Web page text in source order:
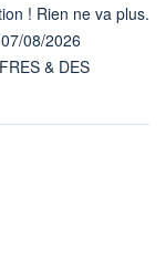
! Rien ne va plus.
08/2026
& DES